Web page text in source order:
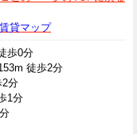
貸マップ
歩0分
徒歩2分
2分
1分